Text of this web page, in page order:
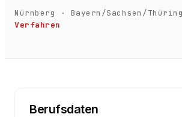
Nürnberg · Bayern/Sachsen/
Verfahren
Berufsdaten